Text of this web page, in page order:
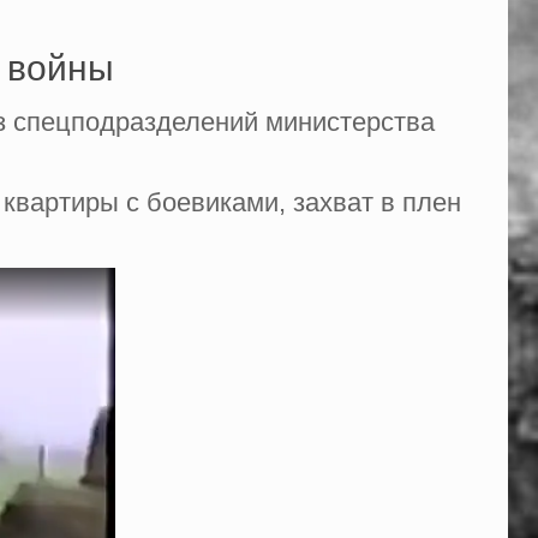
войны
министерства
с боевиками, захват в плен